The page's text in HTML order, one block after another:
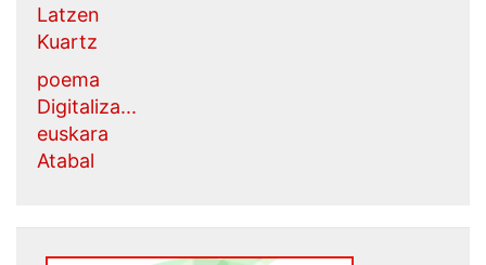
Latzen
Kuartz
poema
Digitaliza...
euskara
Atabal